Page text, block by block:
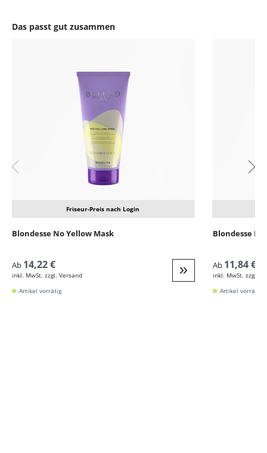
Das passt gut zusammen
Friseur-Preis nach Login
Blondesse No Yellow Mask
Ab 14,22 €
inkl. MwSt. zzgl. Versand Weiter zur Detail
Artikel vorrätig
Blondesse
Ab 11,84 €
inkl. MwSt. zzgl.
Artikel vorrätig